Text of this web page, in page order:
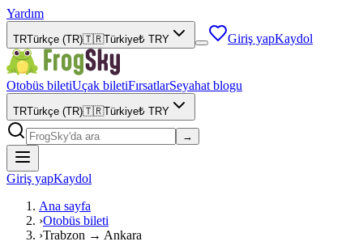
Yardım
TRTürkçe (TR)🇹🇷Türkiye₺ TRY Giriş yapKaydol
Otobüs biletiUçak biletiFırsatlarSeyahat blogu
TRTürkçe (TR)🇹🇷Türkiye₺ TRY
→
Giriş yapKaydol
Ana sayfa
›Otobüs bileti
›Trabzon → Ankara